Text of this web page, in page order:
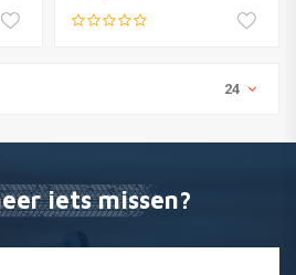
24
iets missen?